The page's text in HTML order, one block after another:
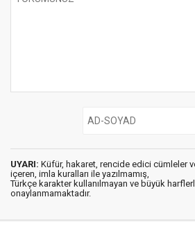
UYARI: Küfür, hakaret, rencide edici cümleler
içeren, imla kuralları ile yazılmamış,
Türkçe karakter kullanılmayan ve büyük
onaylanmamaktadır.